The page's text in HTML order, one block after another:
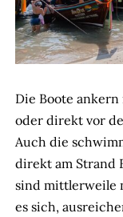
Die Boote
oder direkt vor
Auch die
direkt am Strand
sind mittlerweile
es sich,